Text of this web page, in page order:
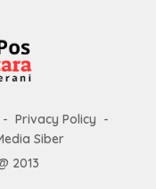
Privacy Policy
Siber
2013